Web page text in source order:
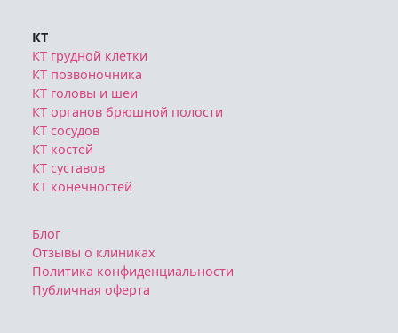
КТ
КТ грудной клетки
КТ позвоночника
КТ головы и шеи
КТ органов брюшной полости
КТ сосудов
КТ костей
КТ суставов
КТ конечностей
Блог
Отзывы о клиниках
Политика конфиденциальности
Публичная оферта